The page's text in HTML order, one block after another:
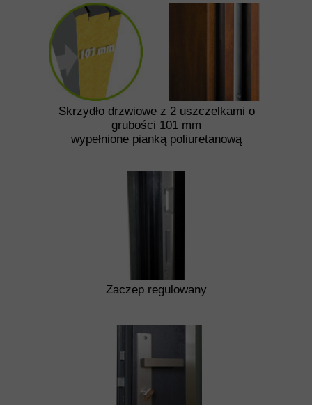
Skrzydło drzwiowe z 2 uszczelkami o
grubości 101 mm
wypełnione pianką poliuretanową
Zaczep regulowany